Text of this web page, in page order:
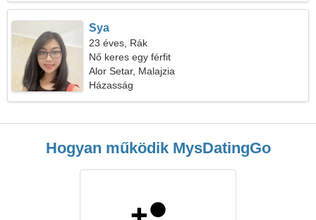
Sya
23 éves, Rák
Nő keres egy férfit
Alor Setar, Malajzia
Házasság
Hogyan működik MysDatingGo